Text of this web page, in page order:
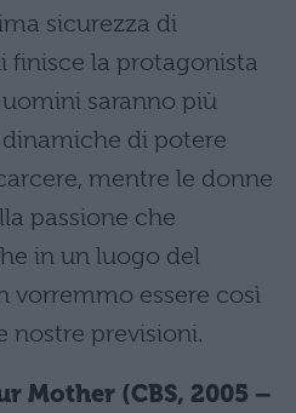
sicurezza di
finisce la protagonista
uomini saranno più
di potere
mentre le donne
passione che
in un luogo del
vorremmo essere così
nostre previsioni.
Mother (CBS, 2005 –